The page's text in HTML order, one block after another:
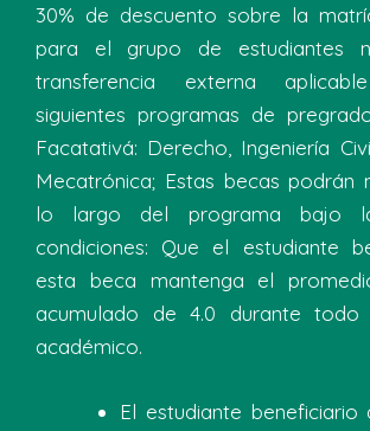
30% de descuento sobre la
para el grupo de estudiantes
transferencia externa
siguientes programas de
Facatativá: Derecho, Ingeniería
Mecatrónica; Estas becas podrán
lo largo del programa bajo
condiciones: Que el estudiante
esta beca mantenga el
acumulado de 4.0 durante todo
académico.
El estudiante